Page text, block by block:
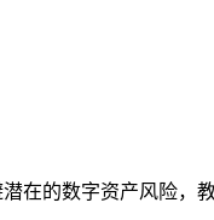
在的数字资产风险，